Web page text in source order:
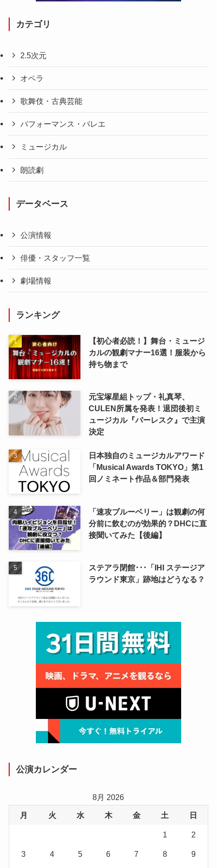
カテゴリ
2.5次元
オペラ
歌舞伎・古典芸能
パフォーマンス・バレエ
ミュージカル
朗読劇
データベース
公演情報
俳優・スタッフ一覧
劇場情報
ランキング
【初心者必読！】舞台・ミュージ
カルの観劇マナー16選！服装から
持ち物まで
元宝塚星組トップ・礼真琴、
CULEN所属を発表！退団後初ミ
ュージカル『バーレスク』で主演
決定
日本独自のミュージカルアワード
「Musical Awards TOKYO」第1
回ノミネート作品＆部門発表
「速攻ブルーベリー」は観劇の何
分前に飲むのが効果的？DHCに直
接聞いてみた【後編】
ステアラ閉館･･･「IHI ステージア
ラウンド東京」跡地はどうなる？
公演カレンダー
8月 2026
月 火 水 木 金 土 日
1 2
3 4 5 6 7 8 9